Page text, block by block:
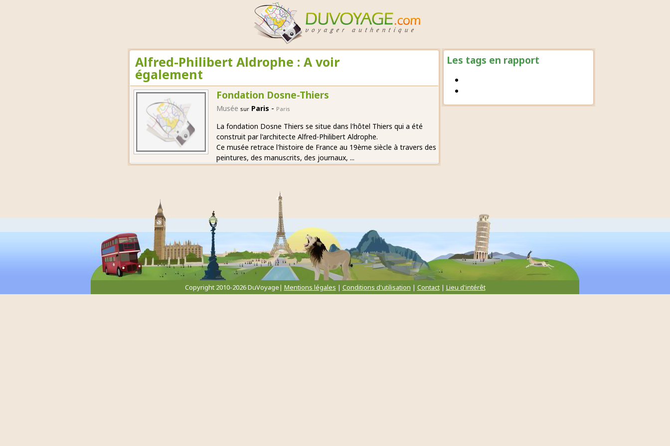
Les tags en rapport
Alfred-Philibert Aldrophe : A voir
également
Fondation Dosne-Thiers
Musée sur Paris - Paris
La fondation Dosne Thiers se situe dans l'hôtel Thiers qui a été
construit par l'architecte Alfred-Philibert Aldrophe.
Ce musée retrace l'histoire de France au 19ème siècle à travers des
peintures, des manuscrits, des journaux, ...
Copyright 2010-2026 DuVoyage| Mentions légales | Conditions d'utilisation | Contact| Lieu d'intérêt